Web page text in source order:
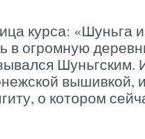
курса: «Шуньга
в огромную
Шуньгским.
вышивкой,
о котором